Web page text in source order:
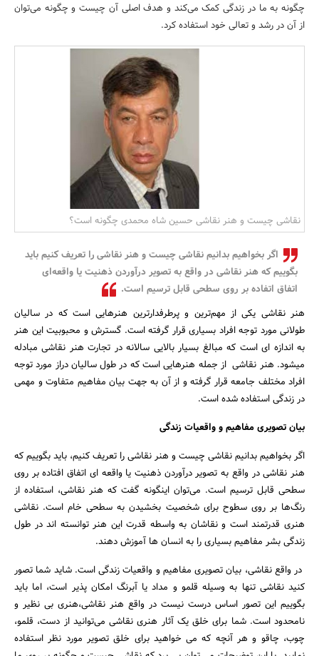
مسکن و ساختمان
جستجو
چگونه به ما در زندگی کمک می‌کند و هدف اصلی آن چیست و چگونه می‌توان
از آن در رشد و تعالی خود استفاده کرد.
نقاشی چیست و هنر نقاشی حسین شاه محمدی چگونه است؟
اگر بخواهیم بدانیم نقاشی چیست و هنر نقاشی را تعریف کنیم باید
بگوییم که هنر نقاشی در واقع به تصویر درآوردن ذهنیت یا واقعه‌ای
اتفاق اتفاده بر روی سطحی قابل ترسیم است.
هنر نقاشی یکی از مهم‌ترین و پرطرفدارترین هنرهایی است که در سالیان
طولانی مورد توجه افراد بسیاری قرار گرفته است. گسترش و محبوبیت این هنر
به اندازه ای است که مبالغ بسیار بالایی سالانه در تجارت هنر نقاشی مبادله
میشود. هنر نقاشی از جمله هنرهایی است که در طول سالیان دراز مورد توجه
افراد مختلف جامعه قرار گرفته و از آن به جهت بیان مفاهیم متفاوت و مهمی
در زندگی استفاده شده است.
بیان تصویری مفاهیم و واقعیات زندگی
اگر بخواهیم بدانیم نقاشی چیست و هنر نقاشی را تعریف کنیم، باید بگوییم که
هنر نقاشی در واقع به تصویر درآوردن ذهنیت یا واقعه ای اتفاق افتاده بر روی
سطحی قابل ترسیم است. می‌توان اینگونه گفت که هنر نقاشی، استفاده از
رنگ‌ها بر روی سطوح برای شخصیت بخشیدن به سطحی خام است. نقاشی
هنری قدرتمند است و نقاشان به واسطه قدرت این هنر توانسته اند در طول
زندگی بشر مفاهیم بسیاری را به انسان ها آموزش دهند.
در واقع نقاشی، بیان تصویری مفاهیم و واقعیات زندگی است. شاید شما تصور
کنید نقاشی تنها به وسیله قلمو و مداد یا آبرنگ امکان پذیر است، اما باید
بگوییم این تصور اساس درست نیست در واقع هنر نقاشی،هنری بی نظیر و
نامحدود است. شما برای خلق یک آثار هنری نقاشی می‌توانید از دست، قلمو،
چوب، چاقو و هر آنچه که می خواهید برای خلق تصویر مورد نظر استفاده